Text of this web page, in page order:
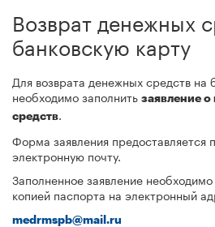
Возврат денежных
банковскую карту
Для возврата денежных средств на
необходимо заполнить заявление
средств.
Форма заявления предоставляется
электронную почту.
Заполненное заявление
копией паспорта на электронный
medrmspb@mail.ru